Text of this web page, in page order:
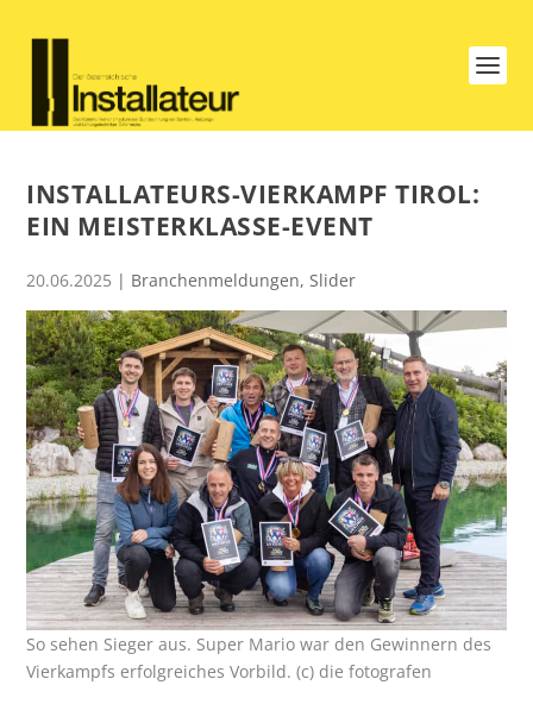
INSTALLATEURS-VIERKAMPF TIROL:
EIN MEISTERKLASSE-EVENT
20.06.2025 | Branchenmeldungen,Slider
So sehen Sieger aus. Super Mario war den Gewinnern des
Vierkampfs erfolgreiches Vorbild. (c) die fotografen